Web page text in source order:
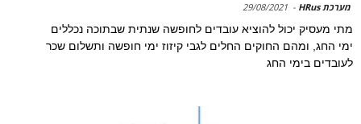
מערכת HRus -
29/08/2021
מתי מעסיק יכול להוציא עובדים לחופשה שנתית שבתוכה נכללים
ימי החג, ומהם החוקים החלים לגבי קיזוז ימי חופשה ותשלום שכר
לעובדים בימי החג